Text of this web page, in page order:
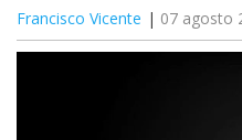
Francisco Vicente 07 agosto